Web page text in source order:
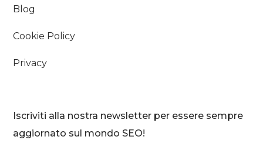
Blog
Cookie Policy
Privacy
Iscriviti alla nostra newsletter per essere sempre
aggiornato sul mondo SEO!